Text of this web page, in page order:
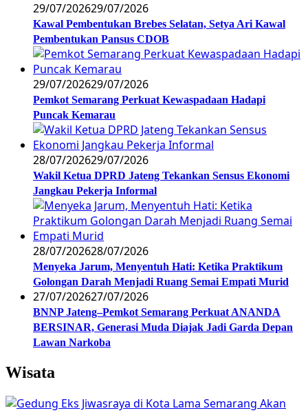
29/07/202629/07/2026
Kawal Pembentukan Brebes Selatan, Setya Ari Kawal
Pembentukan Pansus CDOB
29/07/202629/07/2026
Pemkot Semarang Perkuat Kewaspadaan Hadapi
Puncak Kemarau
28/07/202629/07/2026
Wakil Ketua DPRD Jateng Tekankan Sensus Ekonomi
Jangkau Pekerja Informal
28/07/202628/07/2026
Menyeka Jarum, Menyentuh Hati: Ketika Praktikum
Golongan Darah Menjadi Ruang Semai Empati Murid
27/07/202627/07/2026
BNNP Jateng–Pemkot Semarang Perkuat ANANDA
BERSINAR, Generasi Muda Diajak Jadi Garda Depan
Lawan Narkoba
Wisata